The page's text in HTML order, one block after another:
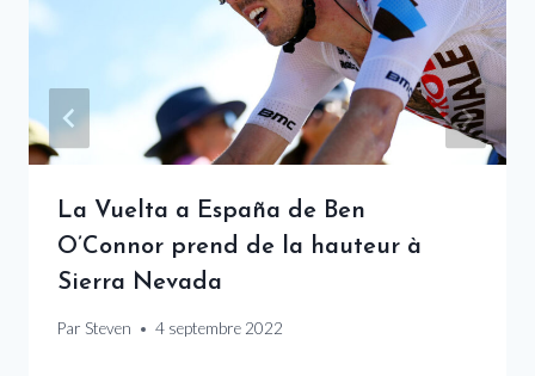
La Vuelta a España de Ben
O’Connor prend de la hauteur à
Sierra Nevada
Par Steven 4 septembre 2022